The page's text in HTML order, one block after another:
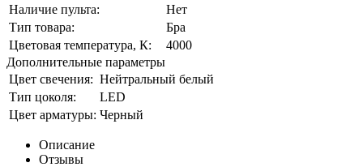
Наличие пульта:
Нет
Тип товара:
Бра
Цветовая температура, К:
4000
Дополнительные параметры
Цвет свечения: Нейтральный белый
Тип цоколя:
LED
Цвет арматуры: Черный
Описание
Отзывы